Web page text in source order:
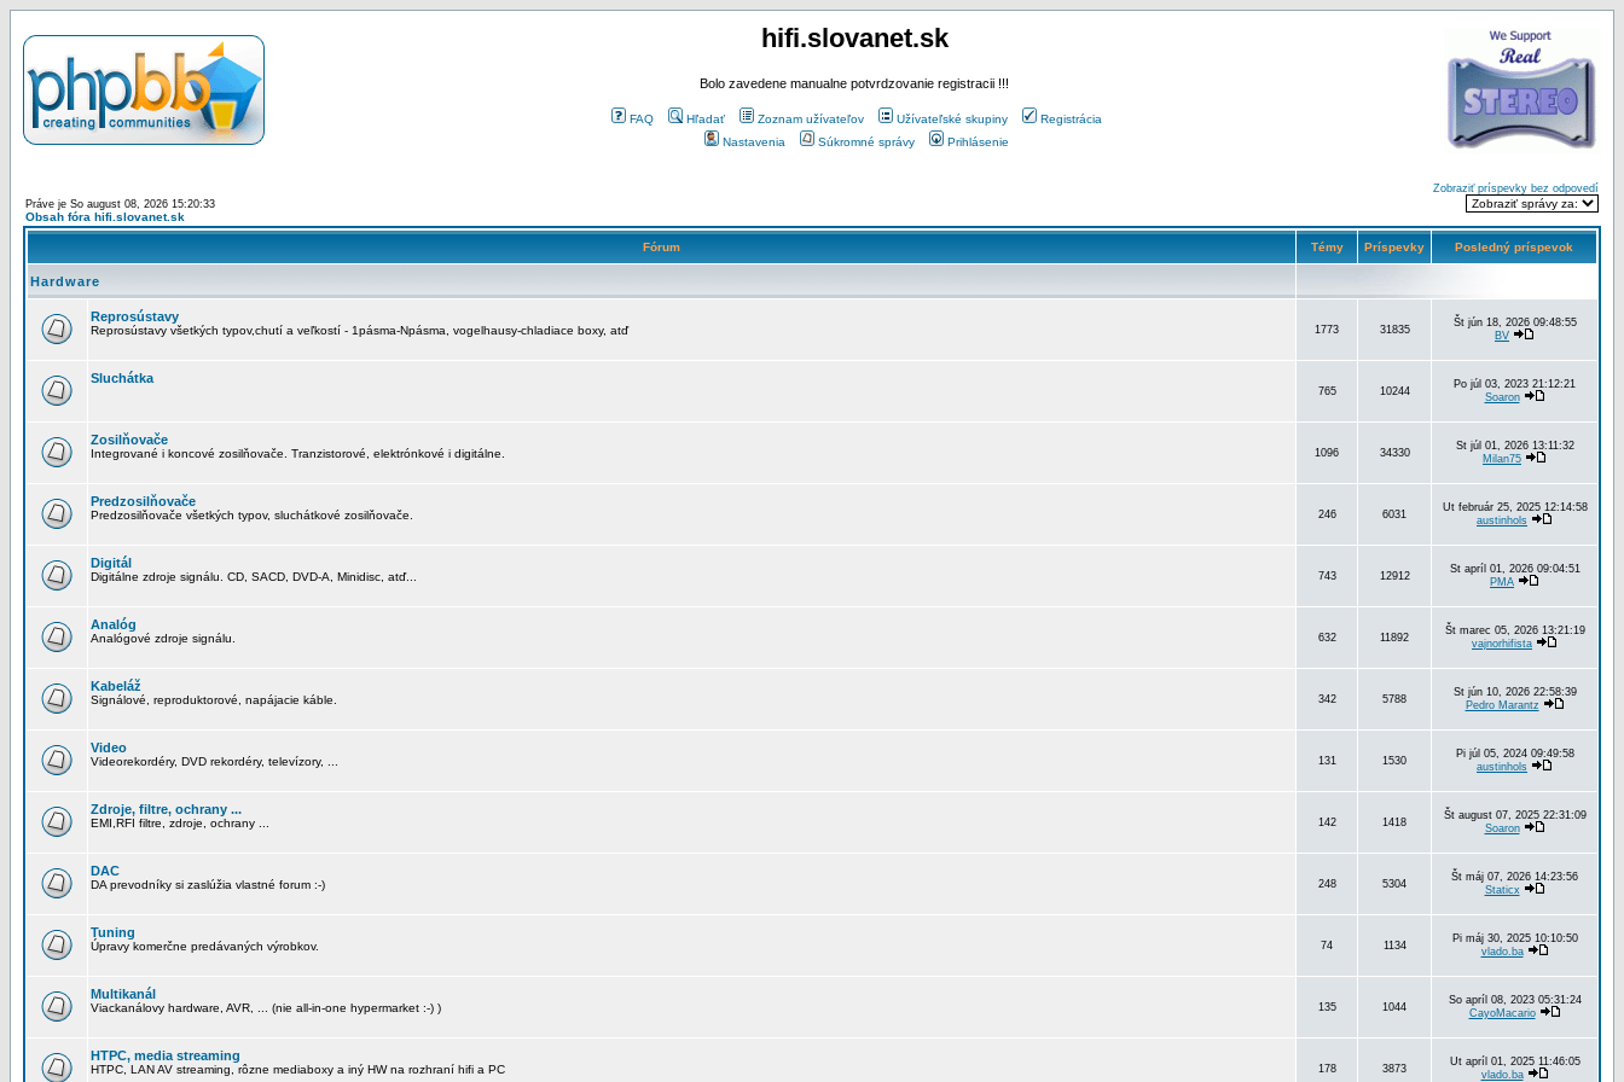
hifi.slovanet.sk
Bolo zavedene manualne potvrdzovanie registracii !!!
FAQ Hľadať Zoznam užívateľov Užívateľské skupiny
Registrácia
Nastavenia
Súkromné správy Prihlásenie
Práve je So august 08, 2026 15:20:33
Obsah fóra hifi.slovanet.sk
Zobraziť príspevky bez odpovedí
Fórum Témy Príspevky Posledný príspevok
Hardware
Reprosústavy
Reprosústavy všetkých typov,chutí a veľkostí - 1pásma-Npásma, vogelhausy-chladiace boxy, atď 1773 31835
Št jún 18, 2026 09:48:55
BV
Sluchátka
765 10244
Po júl 03, 2023 21:12:21
Soaron
Zosilňovače
Integrované i koncové zosilňovače. Tranzistorové, elektrónkové i digitálne. 1096 34330
St júl 01, 2026 13:11:32
Milan75
Predzosilňovače
Predzosilňovače všetkých typov, sluchátkové zosilňovače. 246 6031
Ut február 25, 2025 12:14:58
austinhols
Digitál
Digitálne zdroje signálu. CD, SACD, DVD-A, Minidisc, atď... 743 12912
St apríl 01, 2026 09:04:51
PMA
Analóg
Analógové zdroje signálu. 632 11892
Št marec 05, 2026 13:21:19
vajnorhifista
Kabeláž
Signálové, reproduktorové, napájacie káble. 342 5788
St jún 10, 2026 22:58:39
Pedro Marantz
Video
Videorekordéry, DVD rekordéry, televízory, ... 131 1530
Pi júl 05, 2024 09:49:58
austinhols
Zdroje, filtre, ochrany ...
EMI,RFI filtre, zdroje, ochrany ... 142 1418
Št august 07, 2025 22:31:09
Soaron
DAC
DA prevodníky si zaslúžia vlastné forum :-) 248 5304
Št máj 07, 2026 14:23:56
Staticx
Tuning
Úpravy komerčne predávaných výrobkov. 74 1134
Pi máj 30, 2025 10:10:50
vlado.ba
Multikanál
Viackanálovy hardware, AVR, ... (nie all-in-one hypermarket :-) ) 135 1044
So apríl 08, 2023 05:31:24
CayoMacario
HTPC, media streaming
HTPC, LAN AV streaming, rôzne mediaboxy a iný HW na rozhraní hifi a PC 178 3873
Ut apríl 01, 2025 11:46:05
vlado.ba